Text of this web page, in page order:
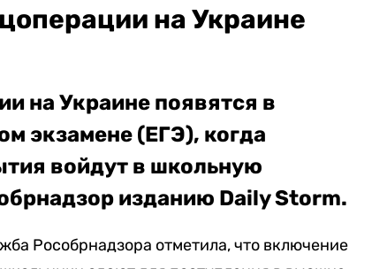
на Украине
на Украине появятся в
экзамене (ЕГЭ), когда
войдут в школьную
изданию Daily Storm.
Рособрнадзора отметила, что включение